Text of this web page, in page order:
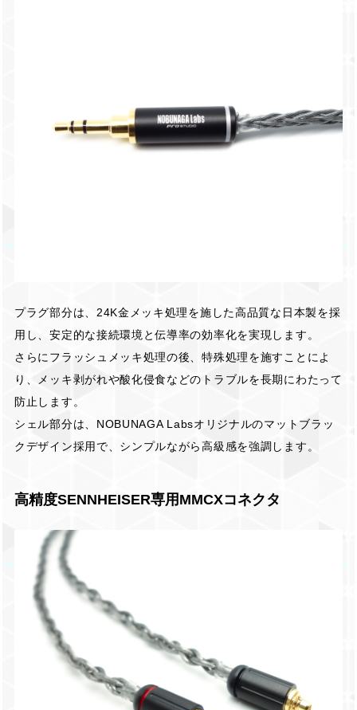
プラグ部分は、24K金メッキ処理を施した高品質な日本製を採
用し、安定的な接続環境と伝導率の効率化を実現します。
さらにフラッシュメッキ処理の後、特殊処理を施すことによ
り、メッキ剥がれや酸化侵食などのトラブルを長期にわたって
防止します。
シェル部分は、NOBUNAGA Labsオリジナルのマットブラッ
クデザイン採用で、シンプルながら高級感を強調します。
高精度SENNHEISER専用MMCXコネクタ